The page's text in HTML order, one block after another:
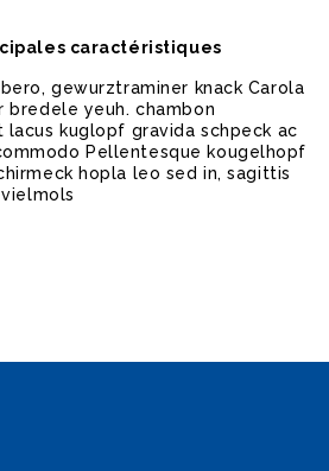
caractéristiques
gewurztraminer knack Carola
bredele yeuh. chambon
kuglopf gravida schpeck ac
Pellentesque kougelhopf
hopla leo sed in, sagittis